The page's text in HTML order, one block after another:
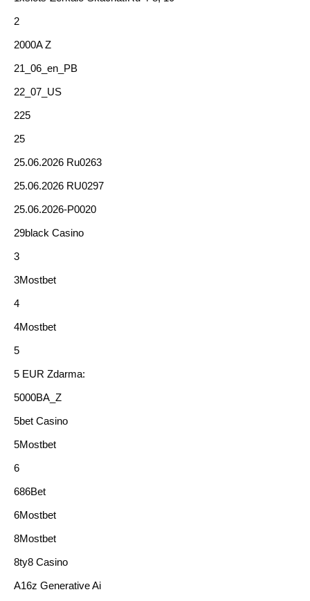
2
2000A Z
21_06_en_PB
22_07_US
225
25
25.06.2026 Ru0263
25.06.2026 RU0297
25.06.2026-P0020
29black Casino
3
3Mostbet
4
4Mostbet
5
5 EUR Zdarma:
5000BA_Z
5bet Casino
5Mostbet
6
686Bet
6Mostbet
8Mostbet
8ty8 Casino
A16z Generative Ai